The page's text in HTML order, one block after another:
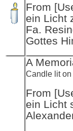
From
ein Licht
Fa.
Gottes
A
Candle lit
From
ein Licht